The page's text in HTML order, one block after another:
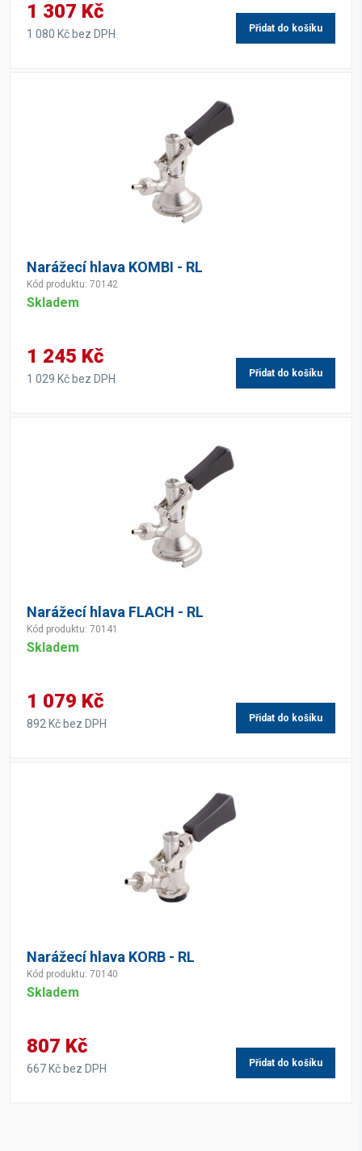
1 307 Kč
1 080 Kč bez DPH Přidat do košíku
Narážecí hlava KOMBI - RL
Kód produktu: 70142
Skladem
1 245 Kč
1 029 Kč bez DPH Přidat do košíku
Narážecí hlava FLACH - RL
Kód produktu: 70141
Skladem
1 079 Kč
892 Kč bez DPH Přidat do košíku
Narážecí hlava KORB - RL
Kód produktu: 70140
Skladem
807 Kč
667 Kč bez DPH Přidat do košíku